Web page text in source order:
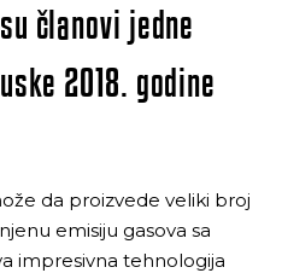
članovi jedne
2018. godine
da proizvede veliki broj
emisiju gasova sa
impresivna tehnologija